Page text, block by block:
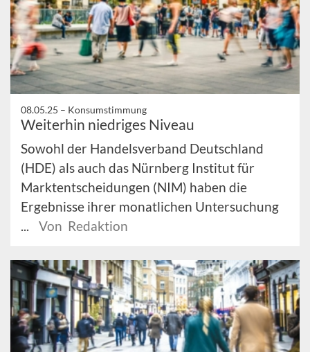
08.05.25 – Konsumstimmung
Weiterhin niedriges Niveau
Sowohl der Handelsverband Deutschland
(HDE) als auch das Nürnberg Institut für
Marktentscheidungen (NIM) haben die
Ergebnisse ihrer monatlichen Untersuchung
Von Redaktion